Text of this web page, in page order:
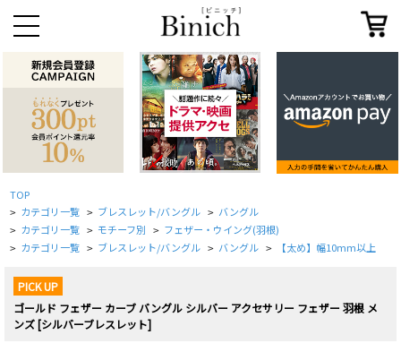
TOP
> カテゴリ一覧 > ブレスレット/バングル > バングル
> カテゴリ一覧 > モチーフ別 > フェザー・ウイング(羽根)
> カテゴリ一覧 > ブレスレット/バングル > バングル > 【太め】幅10mm以上
PICK UP
ゴールド フェザー カーブ バングル シルバー アクセサリー フェザー 羽根 メ
ンズ [シルバーブレスレット]